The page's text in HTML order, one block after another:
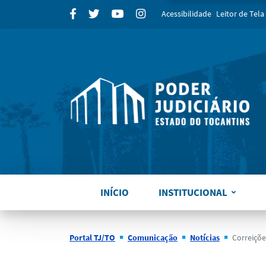
para
FacebookTwitter YoutubeInstagram
Acessibilidade Leitor de Tela
INÍCIO INSTITUCIONAL
Portal TJ/TO Comunicação Notícias Correições na